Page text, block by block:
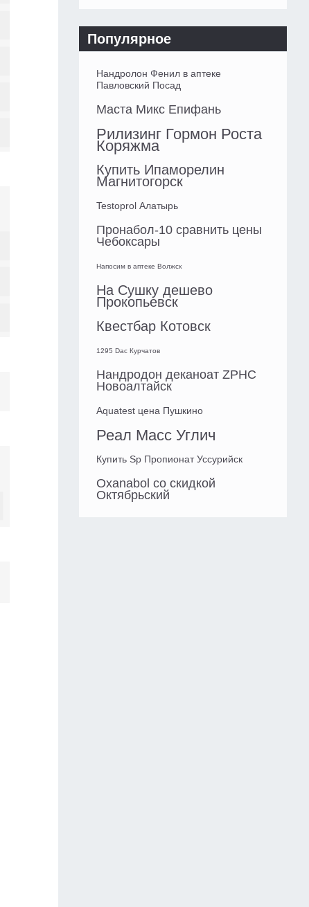
Популярное
Нандролон Фенил в аптеке
Павловский Посад
Маста Микс Епифань
Рилизинг Гормон Роста
Коряжма
Купить Ипаморелин
Магнитогорск
Testoprol Алатырь
Пронабол-10 сравнить цены
Чебоксары
Напосим в аптеке Волжск
На Сушку дешево
Прокопьевск
Квестбар Котовск
1295 Dac Курчатов
Нандродон деканоат ZPHC
Новоалтайск
Aquatest цена Пушкино
Реал Масс Углич
Купить Sp Пропионат Уссурийск
Oxanabol со скидкой
Октябрьский